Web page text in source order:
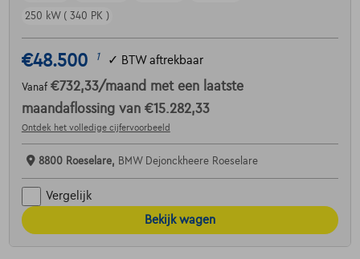
250 kW ( 340 PK )
€48.500 1 ✓ BTW aftrekbaar
Vanaf €732,33/maand met een laatste
maandaflossing van €15.282,33
Ontdek het volledige cijfervoorbeeld
8800 Roeselare, BMW Dejonckheere Roeselare
Vergelijk
Bekijk wagen